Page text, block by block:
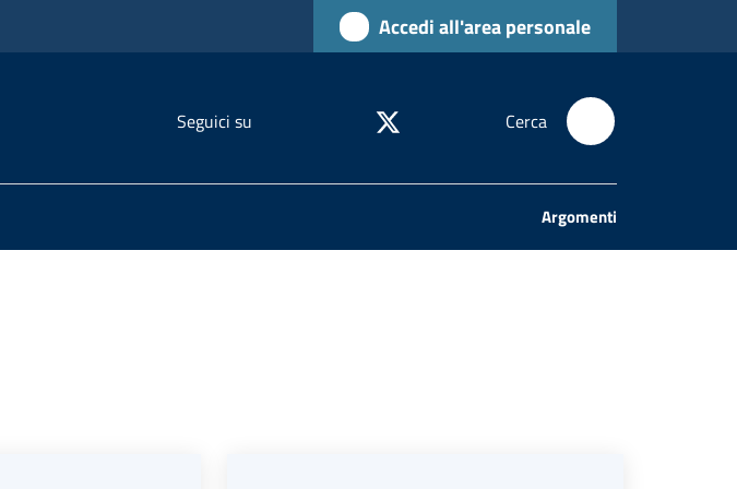
Accedi all'area personale
Seguici su Cerca
Argomenti